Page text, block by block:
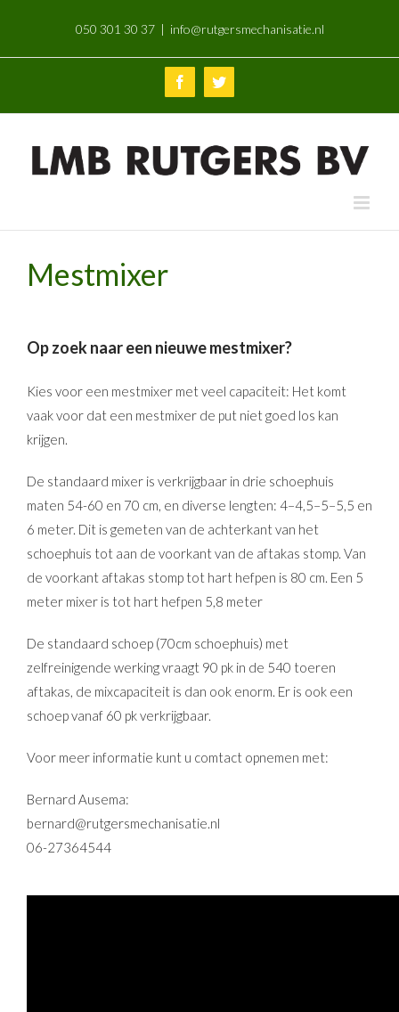
content
050 301 30 37 | info@rutgersmechanisatie.nl
FacebookTwitter
Mestmixer
Op zoek naar een nieuwe mestmixer?
Kies voor een mestmixer met veel capaciteit: Het komt
vaak voor dat een mestmixer de put niet goed los kan
krijgen.
De standaard mixer is verkrijgbaar in drie schoephuis
maten 54-60 en 70 cm, en diverse lengten: 4–4,5–5–5,5 en
6 meter. Dit is gemeten van de achterkant van het
schoephuis tot aan de voorkant van de aftakas stomp. Van
de voorkant aftakas stomp tot hart hefpen is 80 cm. Een 5
meter mixer is tot hart hefpen 5,8 meter
De standaard schoep (70cm schoephuis) met
zelfreinigende werking vraagt 90 pk in de 540 toeren
aftakas, de mixcapaciteit is dan ook enorm. Er is ook een
schoep vanaf 60 pk verkrijgbaar.
Voor meer informatie kunt u comtact opnemen met:
Bernard Ausema:
bernard@rutgersmechanisatie.nl
06-27364544